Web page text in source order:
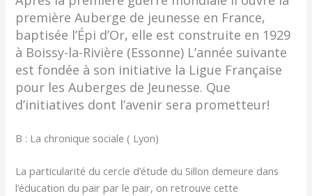
première Auberge de jeunesse en France,
baptisée l’Épi d’Or, elle est construite en 1929
à Boissy-la-Rivière (Essonne) L’année suivante
est fondée à son initiative la Ligue Française
pour les Auberges de Jeunesse. Que
d’initiatives dont l’avenir sera prometteur!
B : La chronique sociale ( Lyon)
La particularité du cercle d’étude du Sillon demeure dans
l’éducation du pair par le pair, on retrouve cette